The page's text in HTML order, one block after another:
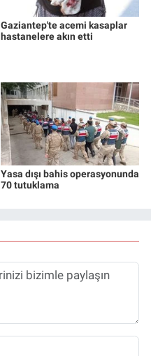
Gaziantep'te acemi kasaplar
hastanelere akın etti
Yasa dışı bahis operasyonunda
70 tutuklama